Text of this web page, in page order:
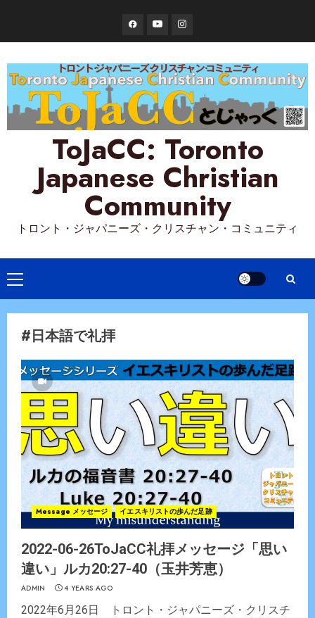
content
FacebookYouTubeInstagram
ToJaCC: Toronto
Japanese Christian
Community
トロント・ジャパニーズ・クリスチャン・コミュニティ
Primary
Menu
#日本語で礼拝
Message メッセージ イエスキリストの歩んだ足跡
2022-06-26ToJaCC礼拝メッセージ「思い
違い」ルカ20:27-40（玉井芳恵）
ADMIN 4 YEARS AGO
2022年6月26日 トロント・ジャパニーズ・クリスチ